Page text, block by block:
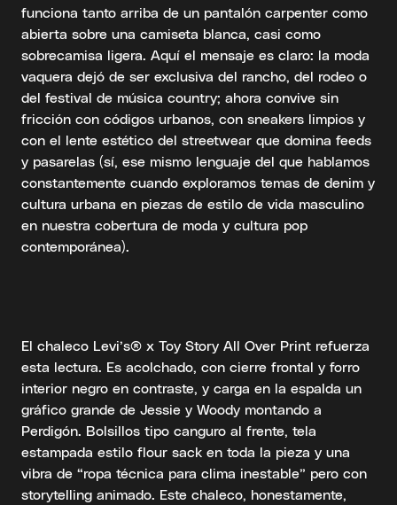
funciona tanto arriba de un pantalón carpenter como
abierta sobre una camiseta blanca, casi como
sobrecamisa ligera. Aquí el mensaje es claro: la moda
vaquera dejó de ser exclusiva del rancho, del rodeo o
del festival de música country; ahora convive sin
fricción con códigos urbanos, con sneakers limpios y
con el lente estético del streetwear que domina feeds
y pasarelas (sí, ese mismo lenguaje del que hablamos
constantemente cuando exploramos temas de denim y
cultura urbana en piezas de estilo de vida masculino
en nuestra cobertura de moda y cultura pop
contemporánea).
El chaleco Levi’s® x Toy Story All Over Print refuerza
esta lectura. Es acolchado, con cierre frontal y forro
interior negro en contraste, y carga en la espalda un
gráfico grande de Jessie y Woody montando a
Perdigón. Bolsillos tipo canguro al frente, tela
estampada estilo flour sack en toda la pieza y una
vibra de “ropa técnica para clima inestable” pero con
storytelling animado. Este chaleco, honestamente,